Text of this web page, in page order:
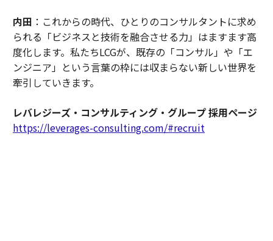
内田 ：これからの時代、ひとりのコンサルタントに求め
られる「ビジネスと技術を融合させる力」はますます高
度化します。私たちLCGが、既存の「コンサル」や「エ
ンジニア」という言葉の枠には収まらない新しい世界を
牽引していきます。
レバレジーズ・コンサルティング・グループ 採用ページ
https://leverages-consulting.com/#recruit